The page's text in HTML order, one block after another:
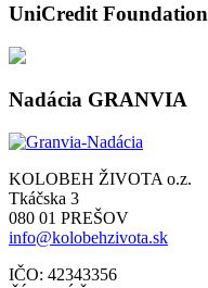
UniCredit Foundation
Nadácia GRANVIA
KOLOBEH ŽIVOTA o.z.
Tkáčska 3
080 01 PREŠOV
info@kolobehzivota.sk
IČO: 42343356